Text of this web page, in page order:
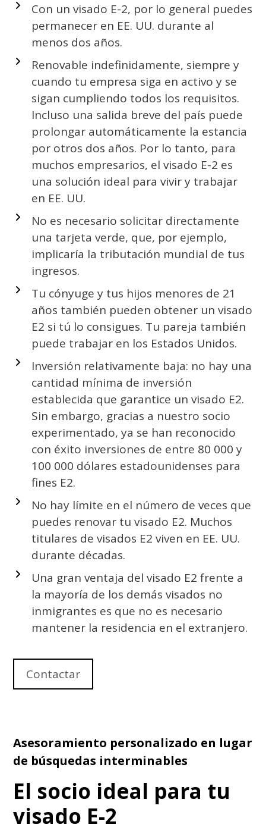
Con un visado E-2, por lo general puedes
permanecer en EE. UU. durante al
menos dos años.
Renovable indefinidamente, siempre y
cuando tu empresa siga en activo y se
sigan cumpliendo todos los requisitos.
Incluso una salida breve del país puede
prolongar automáticamente la estancia
por otros dos años. Por lo tanto, para
muchos empresarios, el visado E-2 es
una solución ideal para vivir y trabajar
en EE. UU.
No es necesario solicitar directamente
una tarjeta verde, que, por ejemplo,
implicaría la tributación mundial de tus
ingresos.
Tu cónyuge y tus hijos menores de 21
años también pueden obtener un visado
E2 si tú lo consigues. Tu pareja también
puede trabajar en los Estados Unidos.
Inversión relativamente baja: no hay una
cantidad mínima de inversión
establecida que garantice un visado E2.
Sin embargo, gracias a nuestro socio
experimentado, ya se han reconocido
con éxito inversiones de entre 80 000 y
100 000 dólares estadounidenses para
fines E2.
No hay límite en el número de veces que
puedes renovar tu visado E2. Muchos
titulares de visados E2 viven en EE. UU.
durante décadas.
Una gran ventaja del visado E2 frente a
la mayoría de los demás visados no
inmigrantes es que no es necesario
mantener la residencia en el extranjero.
Contactar
Asesoramiento personalizado en lugar
de búsquedas interminables
El socio ideal para tu
visado E-2